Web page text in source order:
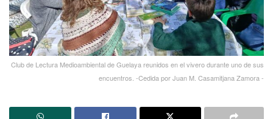
Club de Lectura Medioambiental de Guelaya reunidos en el vivero durante uno de sus
encuentros. -Cedida por Juan M. Casamitjana Zamora -